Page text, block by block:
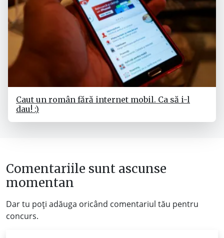
Caut un român fără internet mobil. Ca să i-l
dau! :)
Comentariile sunt ascunse
momentan
Dar tu poți adăuga oricând comentariul tău pentru
concurs.